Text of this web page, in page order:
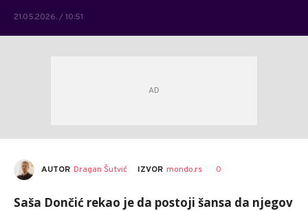
21.05.2026. / 10:51
AUTOR Dragan Šutvić IZVOR mondo.rs 0
Saša Dončić rekao je da postoji šansa da njegov